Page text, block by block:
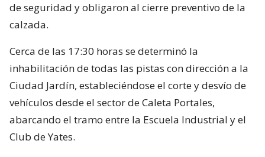
de seguridad y obligaron al cierre preventivo de la
calzada.
Cerca de las 17:30 horas se determinó la
inhabilitación de todas las pistas con dirección a la
Ciudad Jardín, estableciéndose el corte y desvío de
vehículos desde el sector de Caleta Portales,
abarcando el tramo entre la Escuela Industrial y el
Club de Yates.